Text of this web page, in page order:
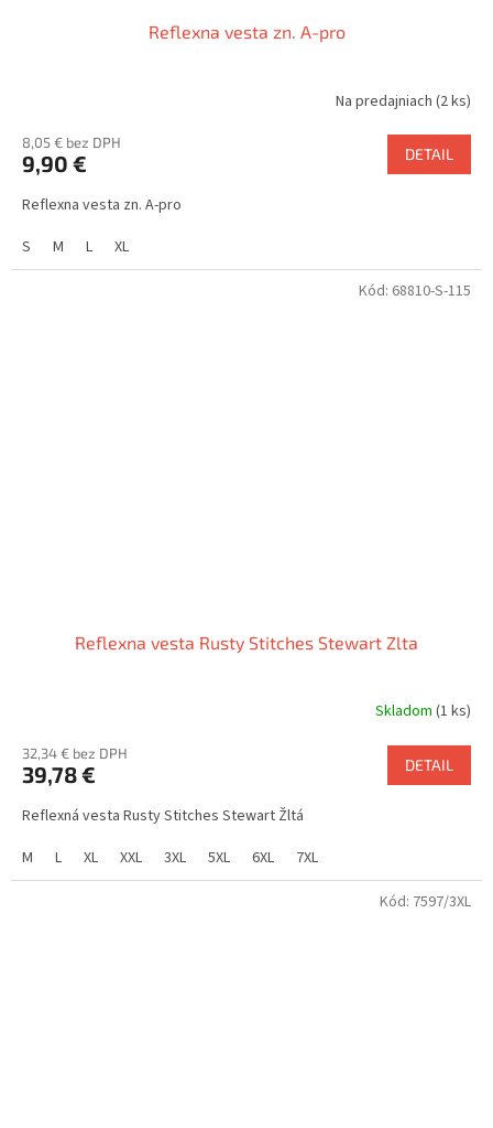
Reflexna vesta zn. A-pro
Na predajniach (2 ks)
8,05 € bez DPH
9,90 € DETAIL
Reflexna vesta zn. A-pro
S
M L XL
Reflexna vesta Rusty Stitches Stewart Zlta
Skladom (1 ks)
32,34 € bez DPH
39,78 € DETAIL
Reflexná vesta Rusty Stitches Stewart Žltá
M
L XL XXL 3XL 5XL 6XL 7XL
Kód: 68810-S-115
Kód: 7597/3XL